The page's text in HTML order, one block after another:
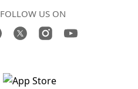
FOLLOW US ON